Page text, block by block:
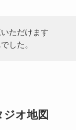
ただけます
した。
オ地図